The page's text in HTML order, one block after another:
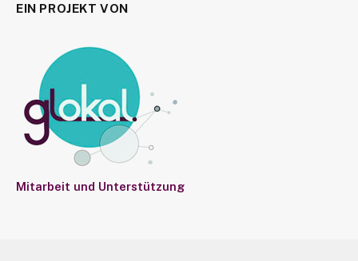
EIN PROJEKT VON
Mitarbeit und Unterstützung